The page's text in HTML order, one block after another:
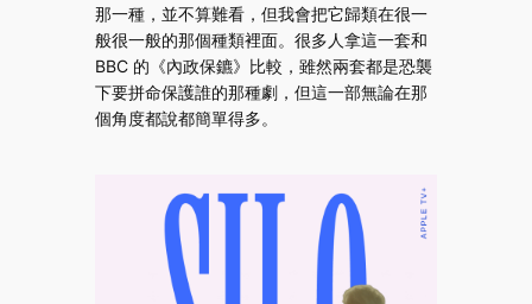
那一種，並不算難看，但我會把它歸類在很一
般很一般的那個種類裡面。很多人拿這一套和
BBC 的《內政保鑣》比較，雖然兩套都是恐襲
下要拼命保護誰的那種劇，但這一部無論在那
個角度都說都簡單得多。